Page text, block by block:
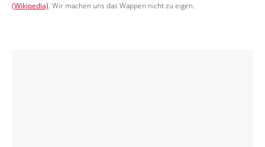
(Wikipedia). Wir machen uns das Wappen nicht zu eigen.